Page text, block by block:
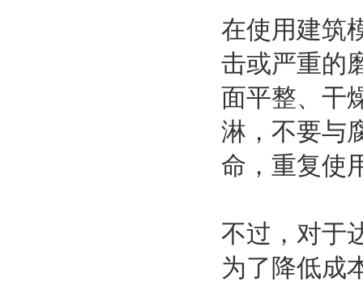
在使用建筑
击或严重的
面平整、干
淋，不要与
命，重复使
不过，对于
为了降低成